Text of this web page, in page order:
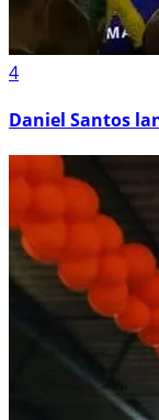
4
Daniel Santos